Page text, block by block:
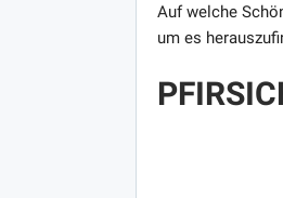
Auf welche
um es